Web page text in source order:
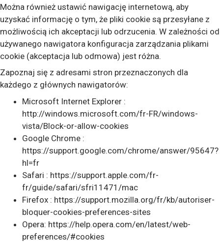
Można również ustawić nawigację internetową, aby
uzyskać informację o tym, że pliki cookie są przesyłane z
możliwością ich akceptacji lub odrzucenia. W zależności od
używanego nawigatora konfiguracja zarządzania plikami
cookie (akceptacja lub odmowa) jest różna.
Zapoznaj się z adresami stron przeznaczonych dla
każdego z głównych nawigatorów:
Microsoft Internet Explorer :
http://windows.microsoft.com/fr-FR/windows-
vista/Block-or-allow-cookies
Google Chrome :
https://support.google.com/chrome/answer/95647?
hl=fr
Safari : https://support.apple.com/fr-
fr/guide/safari/sfri11471/mac
Firefox : https://support.mozilla.org/fr/kb/autoriser-
bloquer-cookies-preferences-sites
Opera: https://help.opera.com/en/latest/web-
preferences/#cookies